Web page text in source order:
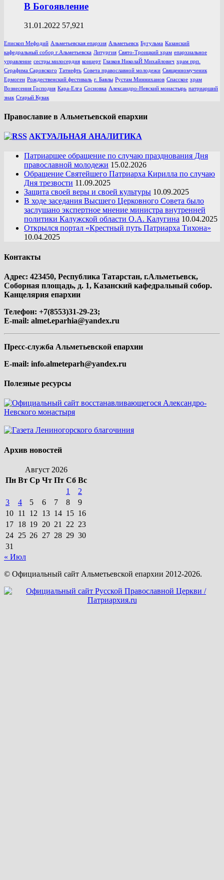
В Богоявление
31.01.2022 57,921
Епископ Мефодий Альметьевская епархия Альметьевск Бугульма Казанский
кафедральный собор г.Альметьевска Литургия Свято-Троицкий храм епархиальное
управление сестры милосердия концерт Глазков НиколаЙ Михайлович храм прп.
Серафима Саровского Татнефть Совета православной молодежи Священномученик
Ермоген Рождественский фестиваль г. Бавлы Рустам Минниханов Спасское храм
Вознесения Господня Кара-Елга Сосновка Александро-Невский монастырь патриарший
знак Старый Кувак
Православие в Альметьевской епархии
АКТУАЛЬНАЯ АНАЛИТИКА
Патриаршее обращение по случаю празднования Дня
православной молодежи 15.02.2026
Обращение Святейшего Патриарха Кирилла по случаю
Дня трезвости 11.09.2025
Защита своей веры и своей культуры 10.09.2025
В ходе заседания Высшего Церковного Совета было
заслушано экспертное мнение министра внутренней
политики Калужской области О.А. Калугина 10.04.2025
Открылся портал «Крестный путь Патриарха Тихона»
10.04.2025
Контакты
Адрес: 423450, Республика Татарстан, г.Альметьевск,
Соборная площадь, д. 1, Казанский кафедральный собор.
Канцелярия епархии
Телефон: +7(8553)31-29-23;
E-mail: almet.eparhia@yandex.ru
Пресс-служба Альметьевской епархии
E-mail: info.almeteparh@yandex.ru
Полезные ресурсы
Архив новостей
Август 2026
Пн Вт Ср Чт Пт Сб Вс
1
2
3
4 5 6 7 8
9
10 11 12 13 14 15 16
17 18 19 20 21 22 23
24 25 26 27 28 29 30
31
« Июл
© Официальный сайт Альметьевской епархии 2012-2026.